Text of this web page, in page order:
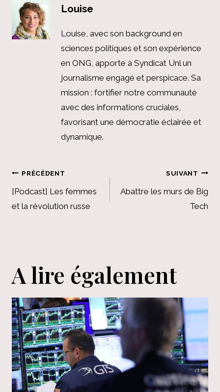
Louise
Louise, avec son background en
sciences politiques et son expérience
en ONG, apporte à Syndicat Unl un
journalisme engagé et perspicace. Sa
mission : fortifier notre communauté
avec des informations cruciales,
favorisant une démocratie éclairée et
dynamique.
Navigation
de
PRÉCÉDENT
[Podcast] Les femmes
et la révolution russe
SUIVANT
Abattre les murs de Big
Tech
A lire également